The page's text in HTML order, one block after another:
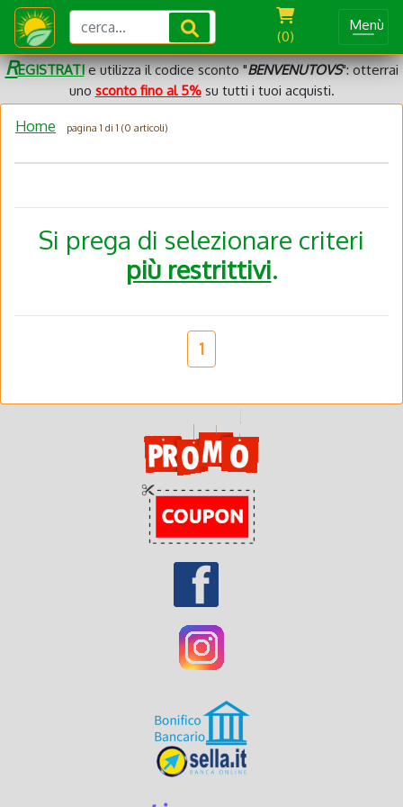
(0)
Menù
REGISTRATIe utilizza il codice sconto "BENVENUTOVS": otterrai
uno sconto fino al 5%su tutti i tuoi acquisti.
Home pagina 1 di 1 (0 articoli)
Si prega di selezionare criteri
più restrittivi.
1